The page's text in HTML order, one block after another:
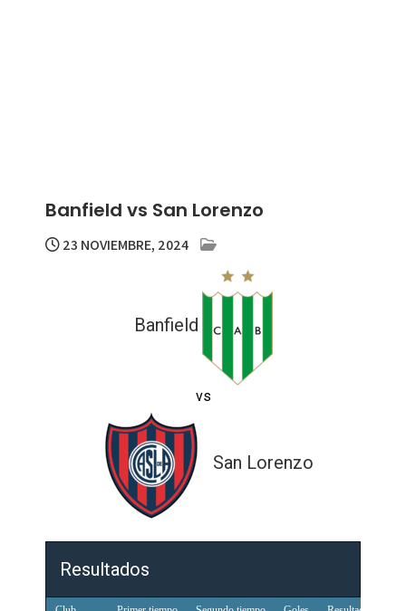
Banfield vs San Lorenzo
23 NOVIEMBRE, 2024
Banfield
vs
San Lorenzo
Resultados